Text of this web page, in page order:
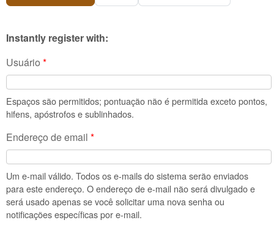
Instantly register with:
Usuário *
Espaços são permitidos; pontuação não é permitida exceto pontos,
hifens, apóstrofos e sublinhados.
Endereço de email *
Um e-mail válido. Todos os e-mails do sistema serão enviados
para este endereço. O endereço de e-mail não será divulgado e
será usado apenas se você solicitar uma nova senha ou
notificações específicas por e-mail.